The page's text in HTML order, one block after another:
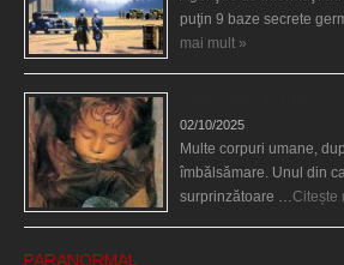
puţin 9 baze secrete
mai mult »
02/10/2025
Multe corpuri umane,
îmbălsămare. Unul din
surprinzătoare … Citește
PARANORMAL